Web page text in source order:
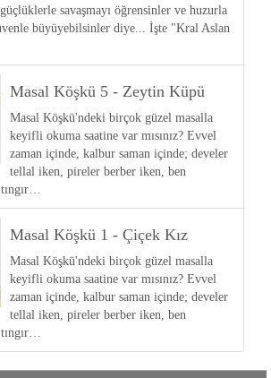
güçlüklerle savaşmayı öğrensinler ve huzurla
büyüyebilsinler diye... İşte "Kral Aslan
Masal Köşkü 5 - Zeytin Küpü
Masal Köşkü'ndeki birçok güzel masalla
keyifli okuma saatine var mısınız? Evvel
zaman içinde, kalbur saman içinde; develer
tellal iken, pireler berber iken, ben
Masal Köşkü 1 - Çiçek Kız
Masal Köşkü'ndeki birçok güzel masalla
keyifli okuma saatine var mısınız? Evvel
zaman içinde, kalbur saman içinde; develer
tellal iken, pireler berber iken, ben